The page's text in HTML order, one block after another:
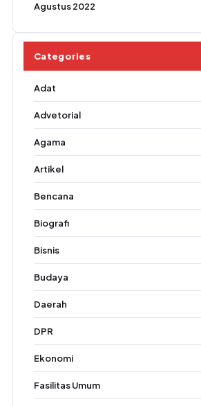
Agustus 2022
Categories
Adat
Advetorial
Agama
Artikel
Bencana
Biografi
Bisnis
Budaya
Daerah
DPR
Ekonomi
Fasilitas Umum